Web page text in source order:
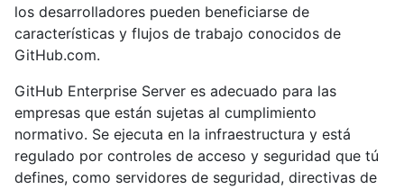
los desarrolladores pueden beneficiarse de
características y flujos de trabajo conocidos de
GitHub.com.
GitHub Enterprise Server es adecuado para las
empresas que están sujetas al cumplimiento
normativo. Se ejecuta en la infraestructura y está
regulado por controles de acceso y seguridad que tú
defines, como servidores de seguridad, directivas de